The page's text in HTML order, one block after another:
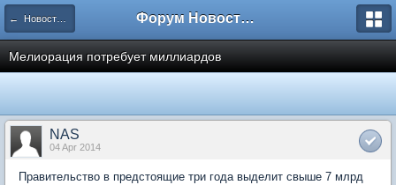
← Новости рынка недвижимости Форум Новостройки
Мелиорация потребует миллиардов
NAS
04 Apr 2014
Правительство в предстоящие три года выделит свыше 7 млрд